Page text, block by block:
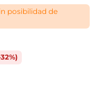
posibilidad de